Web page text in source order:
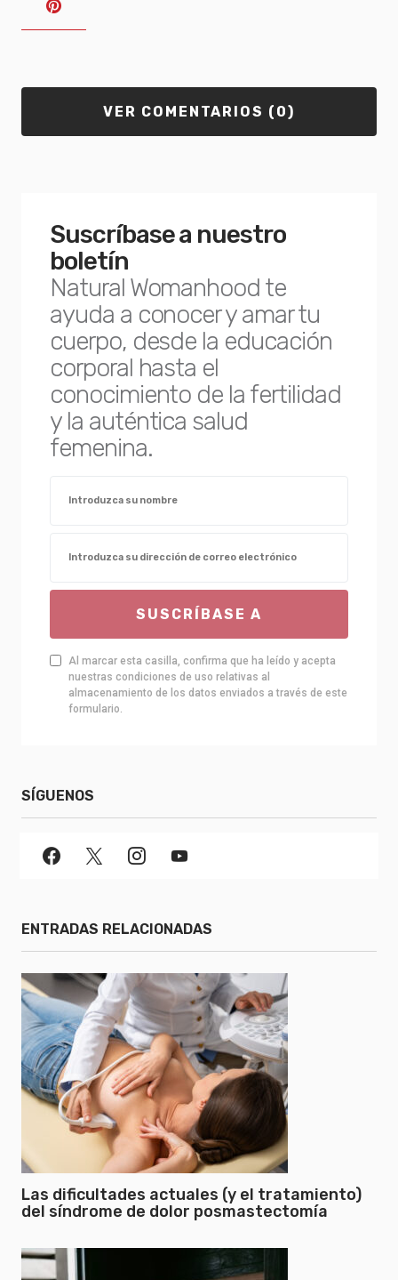
VER COMENTARIOS (0)
Suscríbase a nuestro
boletín
Natural Womanhood te
ayuda a conocer y amar tu
cuerpo, desde la educación
corporal hasta el
conocimiento de la fertilidad
y la auténtica salud
femenina.
SUSCRÍBASE A
Al marcar esta casilla, confirma que ha leído y acepta
nuestras condiciones de uso relativas al
almacenamiento de los datos enviados a través de este
formulario.
SÍGUENOS
ENTRADAS RELACIONADAS
Las dificultades actuales (y el tratamiento)
del síndrome de dolor posmastectomía